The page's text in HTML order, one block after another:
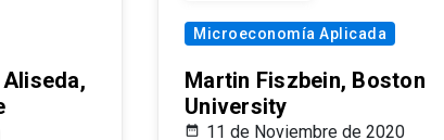
Microeconomía Aplicada
Martin Fiszbein, Boston
University
11 de Noviembre de 2020